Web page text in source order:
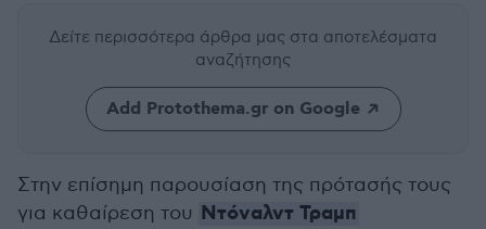
Δείτε περισσότερα άρθρα μας στα αποτελέσματα
αναζήτησης
Add Protothema.gr on Google
Στην επίσημη παρουσίαση της πρότασής τους
για καθαίρεση του Ντόναλντ Τραμπ